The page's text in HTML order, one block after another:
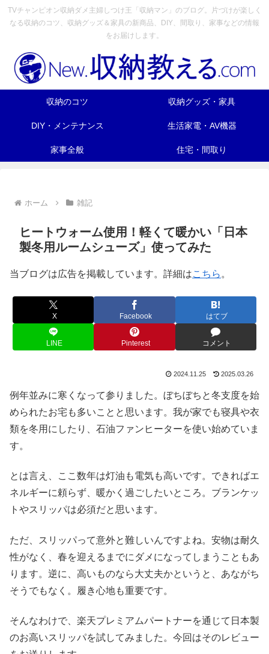
TVチャンピオン収納ダメ主婦しつけ王「収納マン」のブログ。片づけが楽しく
なる収納のコツ、収納グッズ＆家具の新商品、DIY、間取り、家事などの情報
をお届けします。
収納のコツ 収納グッズ・家具
DIY・メンテナンス 生活家電・AV機器
家事全般 住宅・間取り
ホーム 雑記
ヒートウォーム使用！軽くて暖かい「日本
製冬用ルームシューズ」使ってみた
当ブログは広告を掲載しています。詳細はこちら 。
X Facebook はてブ
LINE Pinterest コメント
2024.11.25 2025.03.26
例年並みに寒くなって参りました。ぼちぼちと冬支度を始
められたお宅も多いことと思います。我が家でも寝具や衣
類を冬用にしたり、石油ファンヒーターを使い始めていま
す。
とは言え、ここ数年は灯油も電気も高いです。できればエ
ネルギーに頼らず、暖かく過ごしたいところ。ブランケッ
トやスリッパは必須だと思います。
ただ、スリッパって意外と難しいんですよね。安物は耐久
性がなく、春を迎えるまでにダメになってしまうこともあ
ります。逆に、高いものなら大丈夫かというと、あながち
そうでもなく。履き心地も重要です。
そんなわけで、楽天プレミアムパートナーを通じて日本製
のお高いスリッパを試してみました。今回はそのレビュー